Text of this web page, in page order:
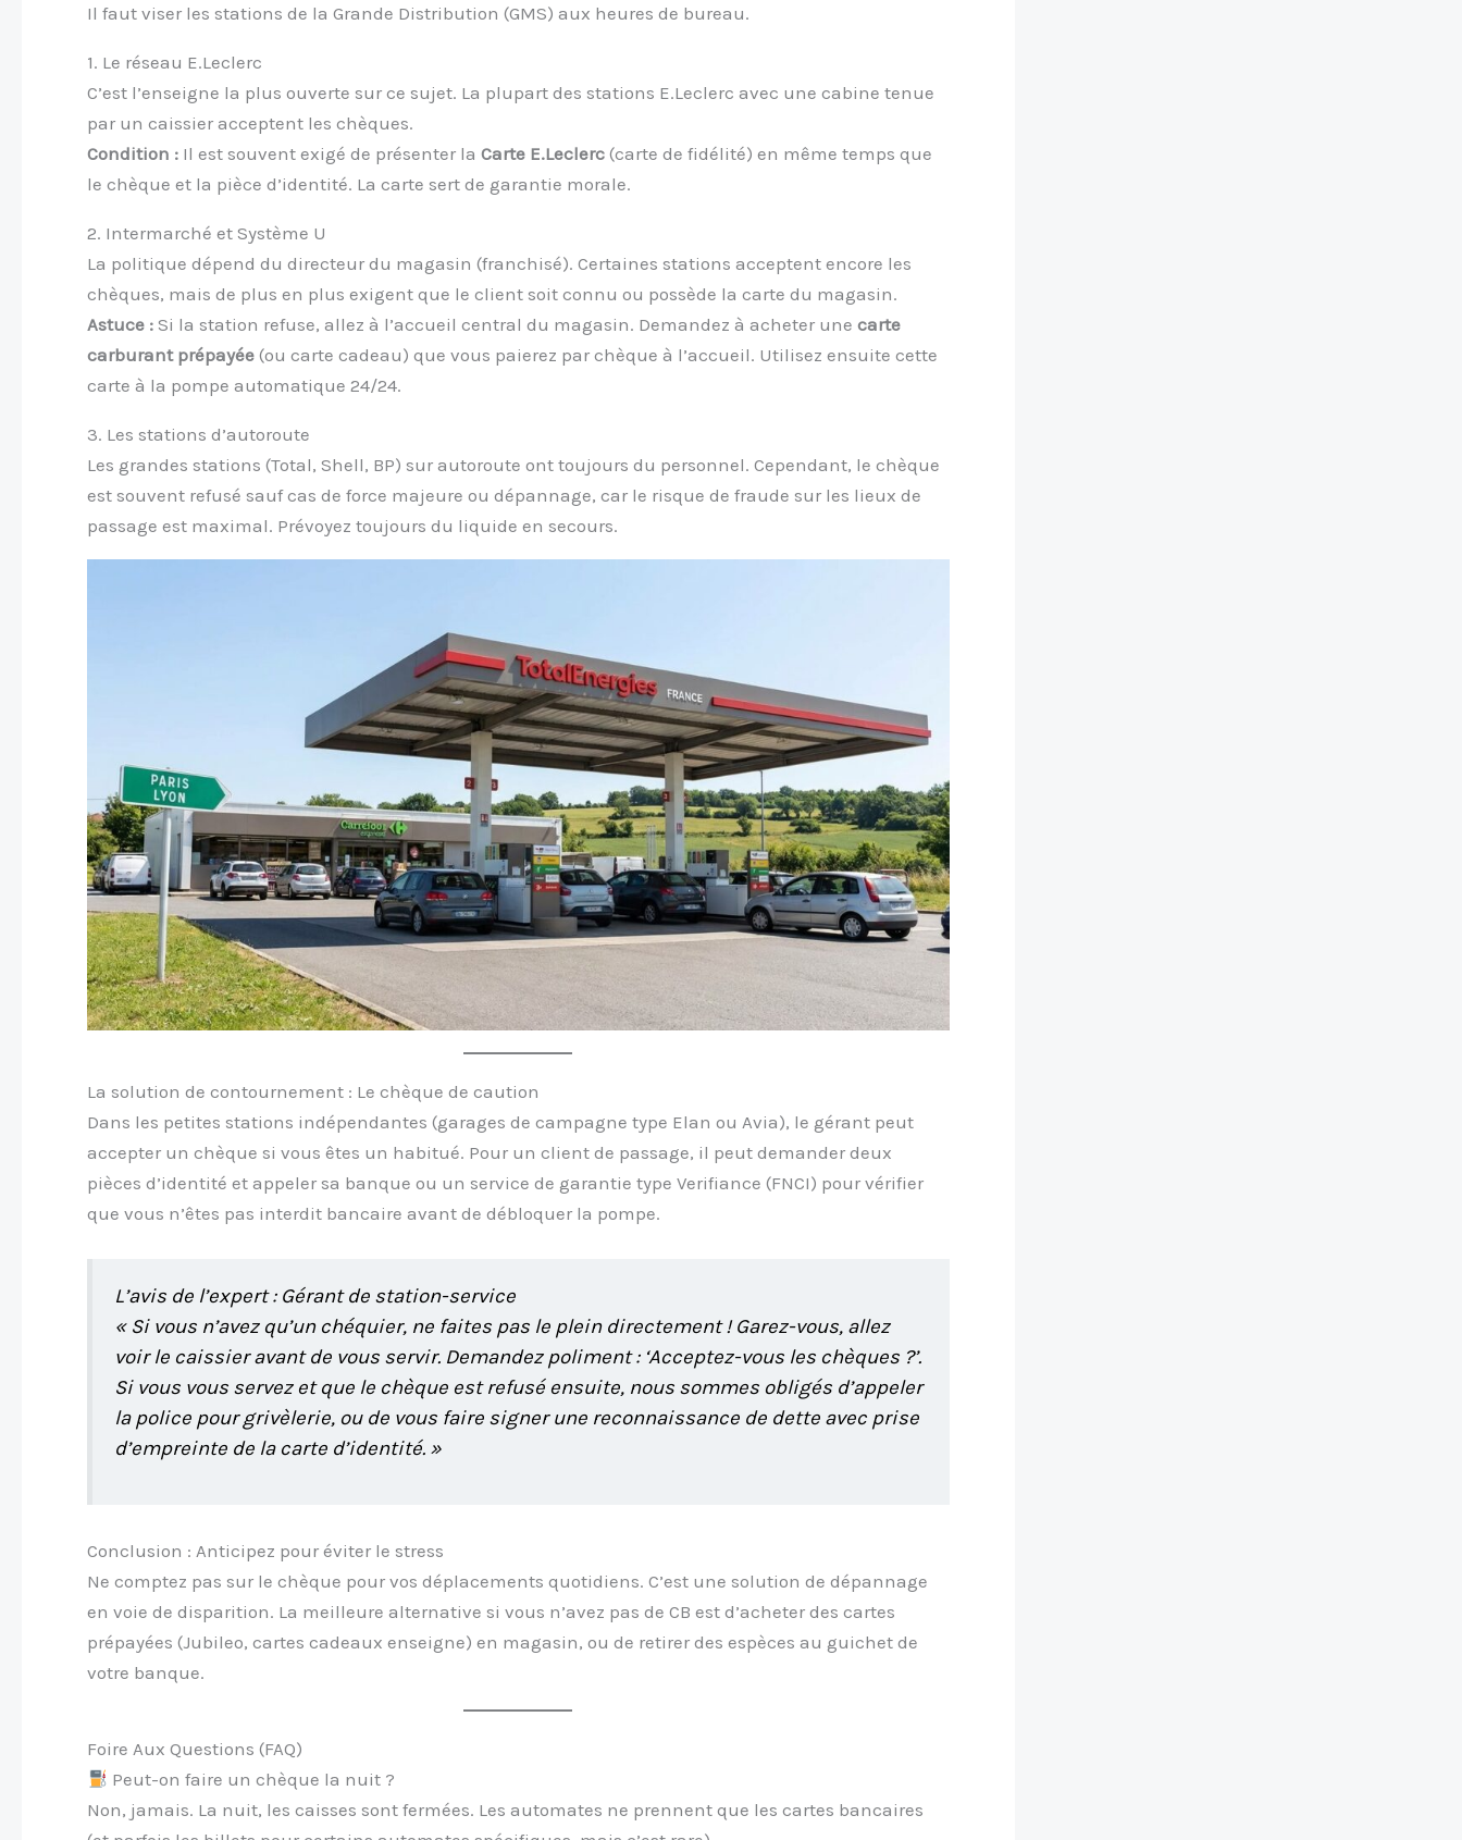
Il faut viser les stations de la Grande Distribution (GMS) aux heures de bureau.
1. Le réseau E.Leclerc
C’est l’enseigne la plus ouverte sur ce sujet. La plupart des stations E.Leclerc avec une cabine tenue
par un caissier acceptent les chèques.
Condition : Il est souvent exigé de présenter la Carte E.Leclerc (carte de fidélité) en même temps que
le chèque et la pièce d’identité. La carte sert de garantie morale.
2. Intermarché et Système U
La politique dépend du directeur du magasin (franchisé). Certaines stations acceptent encore les
chèques, mais de plus en plus exigent que le client soit connu ou possède la carte du magasin.
Astuce : Si la station refuse, allez à l’accueil central du magasin. Demandez à acheter une carte
carburant prépayée (ou carte cadeau) que vous paierez par chèque à l’accueil. Utilisez ensuite cette
carte à la pompe automatique 24/24.
3. Les stations d’autoroute
Les grandes stations (Total, Shell, BP) sur autoroute ont toujours du personnel. Cependant, le chèque
est souvent refusé sauf cas de force majeure ou dépannage, car le risque de fraude sur les lieux de
passage est maximal. Prévoyez toujours du liquide en secours.
La solution de contournement : Le chèque de caution
Dans les petites stations indépendantes (garages de campagne type Elan ou Avia), le gérant peut
accepter un chèque si vous êtes un habitué. Pour un client de passage, il peut demander deux
pièces d’identité et appeler sa banque ou un service de garantie type Verifiance (FNCI) pour vérifier
que vous n’êtes pas interdit bancaire avant de débloquer la pompe.
L’avis de l’expert : Gérant de station-service
« Si vous n’avez qu’un chéquier, ne faites pas le plein directement ! Garez-vous, allez
voir le caissier avant de vous servir. Demandez poliment : ‘Acceptez-vous les chèques ?’.
Si vous vous servez et que le chèque est refusé ensuite, nous sommes obligés d’appeler
la police pour grivèlerie, ou de vous faire signer une reconnaissance de dette avec prise
d’empreinte de la carte d’identité. »
Conclusion : Anticipez pour éviter le stress
Ne comptez pas sur le chèque pour vos déplacements quotidiens. C’est une solution de dépannage
en voie de disparition. La meilleure alternative si vous n’avez pas de CB est d’acheter des cartes
prépayées (Jubileo, cartes cadeaux enseigne) en magasin, ou de retirer des espèces au guichet de
votre banque.
Foire Aux Questions (FAQ)
Peut-on faire un chèque la nuit ?
Non, jamais. La nuit, les caisses sont fermées. Les automates ne prennent que les cartes bancaires